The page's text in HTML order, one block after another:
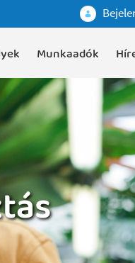
Munkaadók